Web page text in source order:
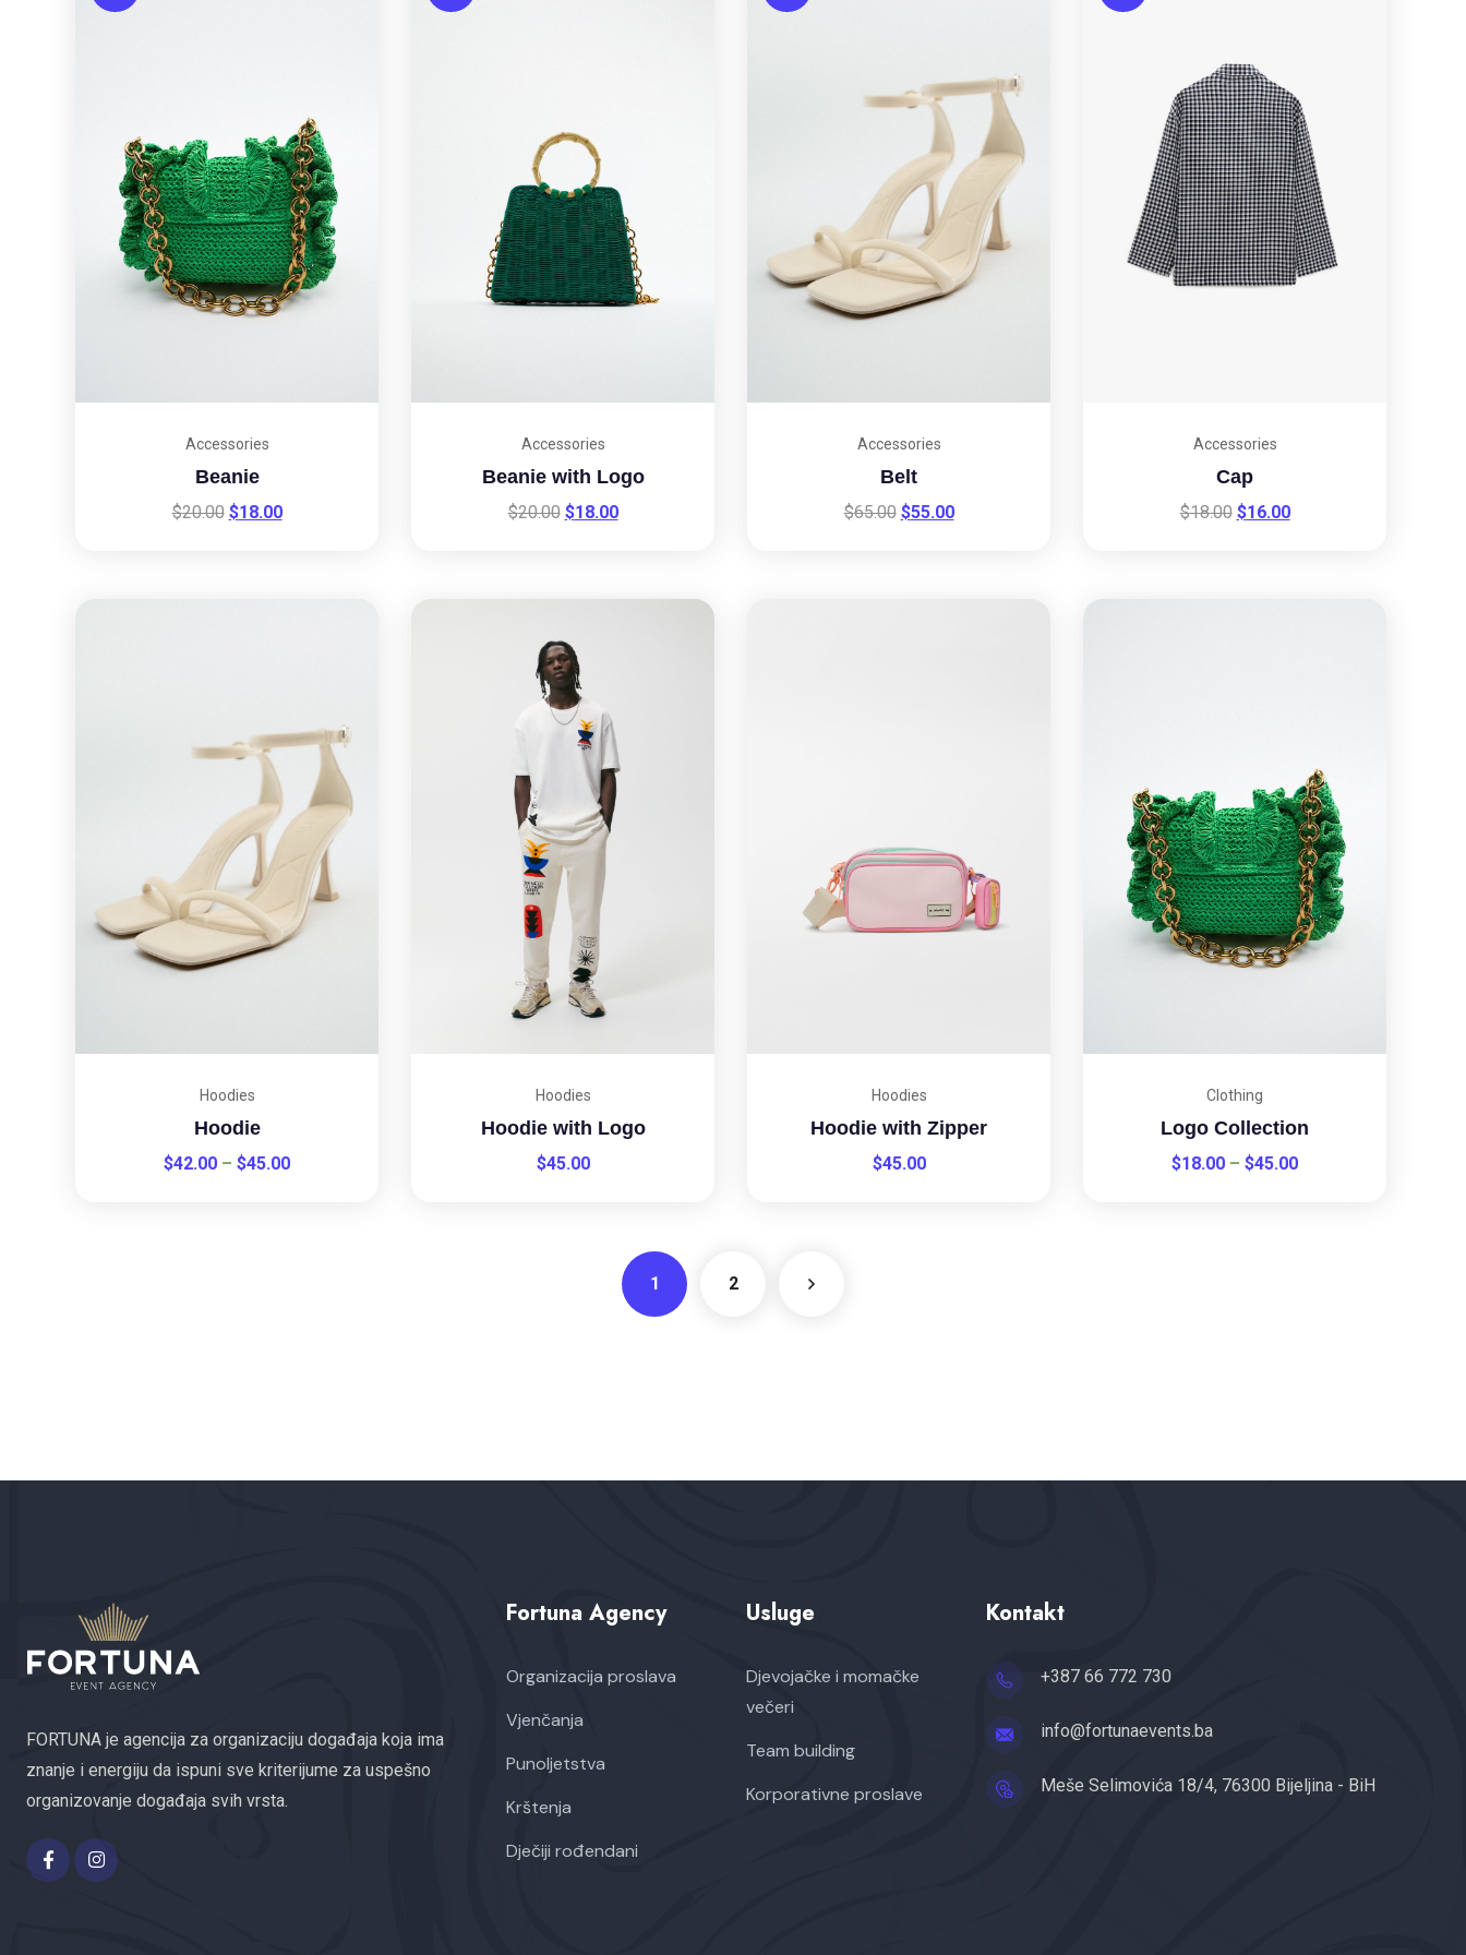
Accessories
Beanie
$20.00 $18.00
Accessories
Beanie with Logo
$20.00 $18.00
Accessories
Belt
$65.00 $55.00
Accessories
Cap
$18.00 $16.00
Hoodies
Hoodie
$42.00 – $45.00
Hoodies
Hoodie with Logo
$45.00
Hoodies
Hoodie with Zipper
$45.00
Clothing
Logo Collection
$18.00 – $45.00
1 2
FORTUNA je agencija za organizaciju događaja koja ima
znanje i energiju da ispuni sve kriterijume za uspešno
organizovanje događaja svih vrsta.
Fortuna Agency
Organizacija proslava
Vjenčanja
Punoljetstva
Krštenja
Dječiji rođendani
Usluge
Djevojačke i momačke
večeri
Team building
Korporativne proslave
Kontakt
+387 66 772 730
info@fortunaevents.ba
Meše Selimovića 18/4, 76300 Bijeljina - BiH